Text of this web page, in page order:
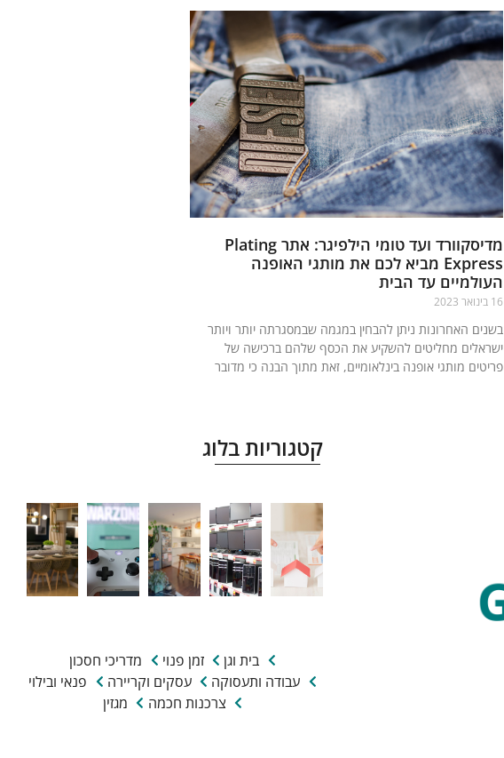
מדיסקוורד ועד טומי הילפיגר: אתר Plating
Express מביא לכם את מותגי האופנה
העולמיים עד הבית
16 בינואר 2023
בשנים האחרונות ניתן להבחין במגמה שבמסגרתה יותר ויותר
ישראלים מחליטים להשקיע את הכסף שלהם ברכישה של
פריטים מותגי אופנה בינלאומיים, זאת מתוך הבנה כי מדובר
קטגוריות בלוג
בית וגן זמן פנוי
מדריכי חסכון
עבודה ותעסוקה
עסקים וקריירה
פנאי ובילוי
צרכנות חכמה
מגזין